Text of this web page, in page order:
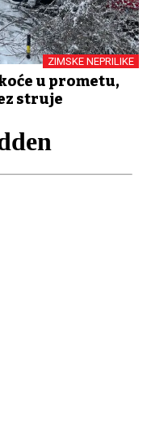
ZIMSKE NEPRILIKE
u prometu,
struje